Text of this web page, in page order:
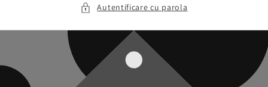
Autentificare cu parola